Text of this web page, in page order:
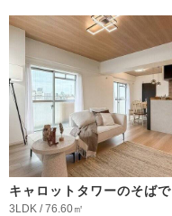
キャロットタワーのそばで
3LDK / 76.60㎡